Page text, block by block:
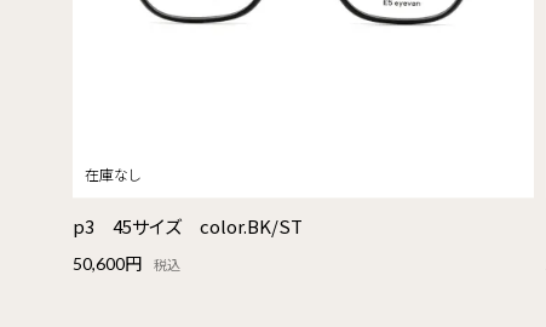
p3 45サイズ color.BK/ST
50,600円 税込